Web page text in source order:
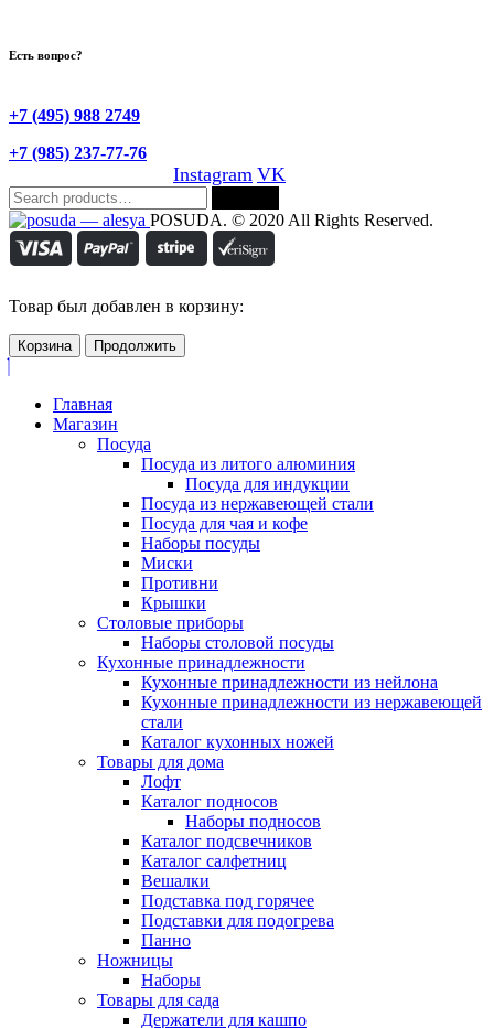
Есть вопрос?
+7 (495) 988 2749
+7 (985) 237-77-76
Instagram VK
Search
for:
POSUDA. © 2020 All Rights Reserved.
Товар был добавлен в корзину:
Корзина Продолжить
Главная
Магазин
Посуда
Посуда из литого алюминия
Посуда для индукции
Посуда из нержавеющей стали
Посуда для чая и кофе
Наборы посуды
Миски
Противни
Крышки
Столовые приборы
Наборы столовой посуды
Кухонные принадлежности
Кухонные принадлежности из нейлона
Кухонные принадлежности из нержавеющей
стали
Каталог кухонных ножей
Товары для дома
Лофт
Каталог подносов
Наборы подносов
Каталог подсвечников
Каталог салфетниц
Вешалки
Подставка под горячее
Подставки для подогрева
Панно
Ножницы
Наборы
Товары для сада
Держатели для кашпо